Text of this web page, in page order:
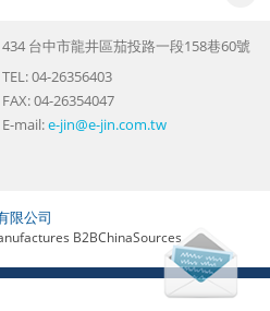
434 台中市龍井區茄投路一段158巷60號
TEL: 04-26356403
FAX: 04-26354047
E-mail:e-jin@e-jin.com.tw
限公司
B2BChinaSources